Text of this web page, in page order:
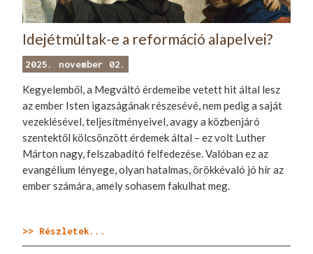
Idejétmúltak-e a reformáció alapelvei?
2025. november 02.
Kegyelemből, a Megváltó érdemeibe vetett hit által lesz
az ember Isten igazságának részesévé, nem pedig a saját
vezeklésével, teljesítményeivel, avagy a közbenjáró
szentektől kölcsönzött érdemek által – ez volt Luther
Márton nagy, felszabadító felfedezése. Valóban ez az
evangélium lényege, olyan hatalmas, örökkévaló jó hír az
ember számára, amely sohasem fakulhat meg.
>> Részletek...